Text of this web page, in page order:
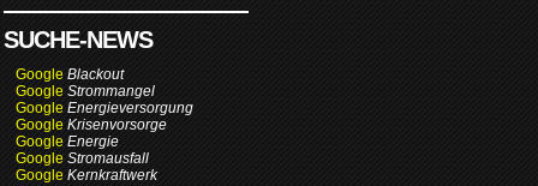
SUCHE-NEWS
Google Blackout
Google Strommangel
Google Energieversorgung
Google Krisenvorsorge
Google Energie
Google Stromausfall
Google Kernkraftwerk